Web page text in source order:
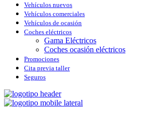
Vehículos nuevos
Vehículos comerciales
Vehículos de ocasión
Coches eléctricos
Gama Eléctricos
Coches ocasión eléctricos
Promociones
Cita previa taller
Seguros